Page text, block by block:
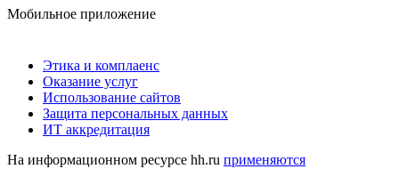
Мобильное приложение
Этика и комплаенс
Оказание услуг
Использование сайтов
Защита персональных данных
ИТ аккредитация
На информационном ресурсе hh.ru применяются